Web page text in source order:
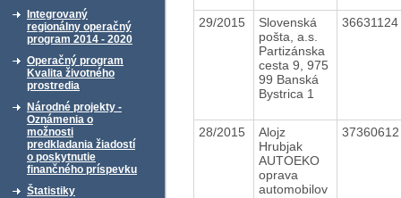
Integrovaný
regionálny operačný
program 2014 - 2020
Operačný program
Kvalita životného
prostredia
Národné projekty -
Oznámenia o
možnosti
predkladania žiadostí
o poskytnutie
finančného príspevku
Štatistiky
29/2015
Slovenská
pošta, a.s.
Partizánska
cesta 9, 975
99 Banská
Bystrica 1
36631124
28/2015
Alojz
Hrubjak
AUTOEKO
oprava
automobilov